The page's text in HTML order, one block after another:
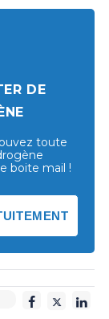
DE
toute
boite mail !